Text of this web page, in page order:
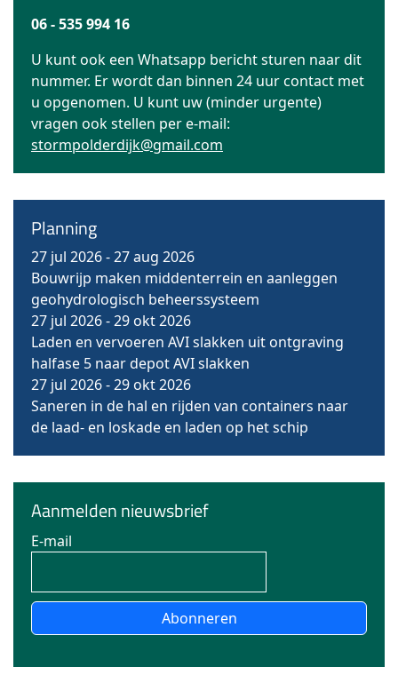
06 - 535 994 16
U kunt ook een Whatsapp bericht sturen naar dit
nummer. Er wordt dan binnen 24 uur contact met
u opgenomen. U kunt uw (minder urgente)
vragen ook stellen per e-mail:
stormpolderdijk@gmail.com
Planning
27 jul 2026-27 aug 2026
Bouwrijp maken middenterrein en aanleggen
geohydrologisch beheerssysteem
27 jul 2026-29 okt 2026
Laden en vervoeren AVI slakken uit ontgraving
halfase 5 naar depot AVI slakken
27 jul 2026-29 okt 2026
Saneren in de hal en rijden van containers naar
de laad- en loskade en laden op het schip
Aanmelden nieuwsbrief
E-mail
Abonneren